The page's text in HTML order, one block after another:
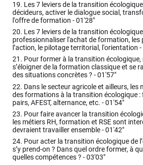
19. Les 7 leviers de la transition
décideurs, activer le dialogue social,
l'offre de formation -01'28"
20. Les 7 leviers de la transition
professionnaliser l'achat de formation, les
l’action, le pilotage territorial, l'orientation -
21. Pour former à la transition
s’éloigner de la formation classique et se
des situations concrètes ? -01'57"
22. Dans le secteur agricole et ailleurs, les
des formations à la transition écologique
pairs, AFEST, alternance, etc. -01'54"
23. Pour faire avancer la transition
les métiers RH, formation et RSE sont
devraient travailler ensemble -01'42"
24. Pour acter la transition écologique de
s’y prend-on ? Dans quel ordre former, à
quelles compétences ? -03'03"